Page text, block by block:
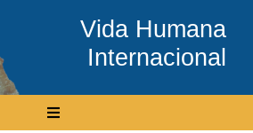
Vida Humana
Internacional
Toggle